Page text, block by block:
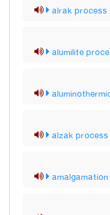
alrak process
alumilite
alzak process